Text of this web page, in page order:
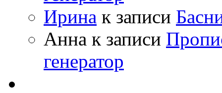
Ирина к записи
Анна к записи
генератор